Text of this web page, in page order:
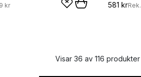
kr 581 krRek.
Visar 36 av 116 produkter